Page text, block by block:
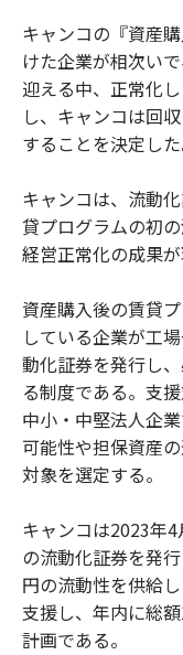
キャンコの『資産
けた企業が相次い
迎える中、正常化
し、キャンコは回
することを決定した
キャンコは、流動
貸プログラムの初
経営正常化の成果
資産購入後の賃貸
している企業が工
動化証券を発行し
る制度である。支
中小・中堅法人企
可能性や担保資産
対象を選定する。
キャンコは2023年
の流動化証券を発
円の流動性を供給
支援し、年内に総
計画である。